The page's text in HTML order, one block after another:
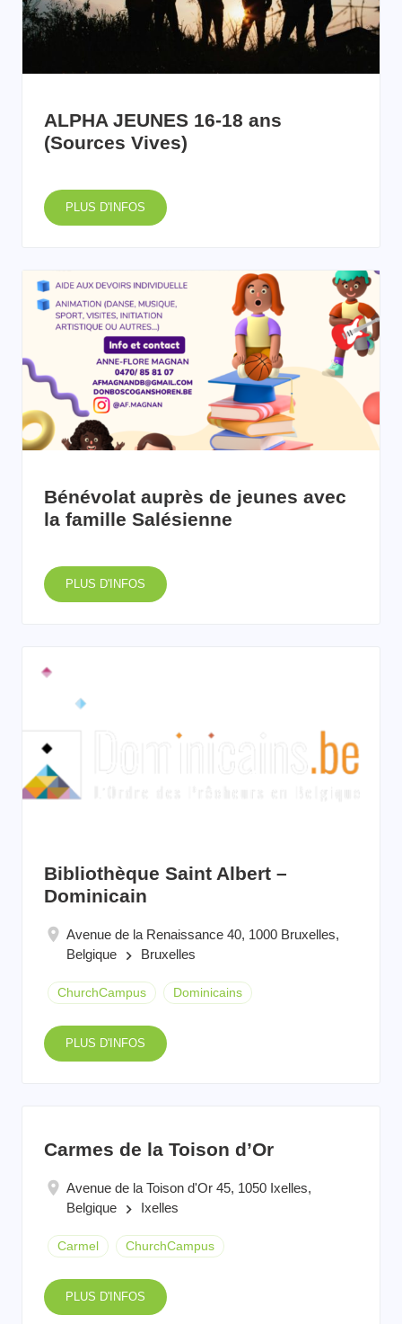
ALPHA JEUNES 16-18 ans
(Sources Vives)
PLUS D'INFOS
Bénévolat auprès de jeunes avec
la famille Salésienne
PLUS D'INFOS
Bibliothèque Saint Albert –
Dominicain
Avenue de la Renaissance 40, 1000 Bruxelles,
Belgique
keyboard_arrow_right Bruxelles
ChurchCampus Dominicains
PLUS D'INFOS
Carmes de la Toison d’Or
Avenue de la Toison d'Or 45, 1050 Ixelles,
Belgique
keyboard_arrow_right Ixelles
Carmel ChurchCampus
PLUS D'INFOS